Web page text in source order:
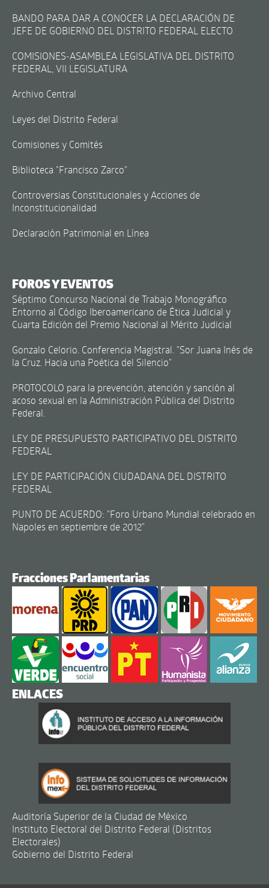
BANDO PARA DAR A CONOCER LA DECLARACIÓN DE
JEFE DE GOBIERNO DEL DISTRITO FEDERAL ELECTO
COMISIONES-ASAMBLEA LEGISLATIVA DEL DISTRITO
FEDERAL, VII LEGISLATURA
Archivo Central
Leyes del Distrito Federal
Comisiones y Comités
Biblioteca "Francisco Zarco"
Controversias Constitucionales y Acciones de
Inconstitucionalidad
Declaración Patrimonial en Línea
FOROS Y EVENTOS
Séptimo Concurso Nacional de Trabajo Monográfico
Entorno al Código Iberoamericano de Ética Judicial y
Cuarta Edición del Premio Nacional al Mérito Judicial
Gonzalo Celorio. Conferencia Magistral. "Sor Juana Inés de
la Cruz. Hacia una Poética del Silencio"
PROTOCOLO para la prevención, atención y sanción al
acoso sexual en la Administración Pública del Distrito
Federal.
LEY DE PRESUPUESTO PARTICIPATIVO DEL DISTRITO
FEDERAL
LEY DE PARTICIPACIÓN CIUDADANA DEL DISTRITO
FEDERAL
PUNTO DE ACUERDO: "Foro Urbano Mundial celebrado en
Napoles en septiembre de 2012"
Fracciones Parlamentarias
ENLACES
Auditoría Superior de la Ciudad de México
Instituto Electoral del Distrito Federal (Distritos
Electorales)
Gobierno del Distrito Federal